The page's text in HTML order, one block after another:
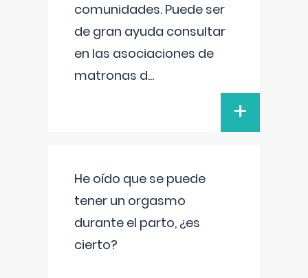
comunidades. Puede ser
de gran ayuda consultar
en las asociaciones de
matronas d...
+
He oído que se puede
tener un orgasmo
durante el parto, ¿es
cierto?